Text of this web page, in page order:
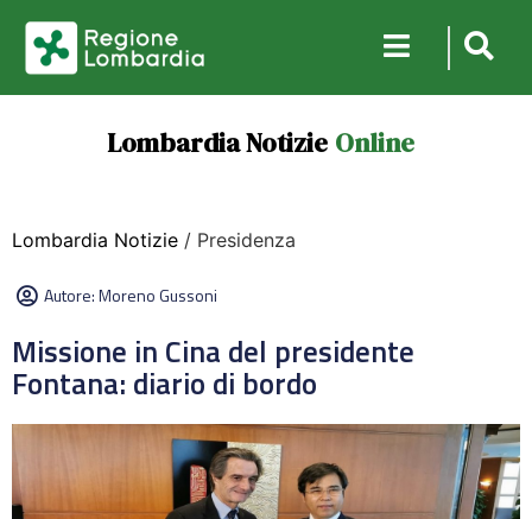
Lombardia Notizie Online
Lombardia Notizie / Presidenza
Autore:Moreno Gussoni
Missione in Cina del presidente
Fontana: diario di bordo